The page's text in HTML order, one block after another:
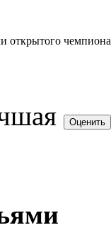
открытого